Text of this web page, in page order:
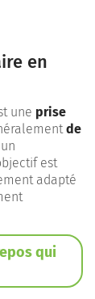
en
une prise
de
un
est
adapté
qui